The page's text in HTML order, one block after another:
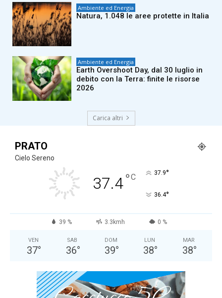
Ambiente ed Energia
Natura, 1.048 le aree protette in Italia
Ambiente ed Energia
Earth Overshoot Day, dal 30 luglio in
debito con la Terra: finite le risorse
2026
Carica altri
PRATO
Cielo Sereno
37.4°C 37.9°
36.4°
39 % 3.3kmh 0 %
VEN
37°
SAB
36°
DOM
39°
LUN
38°
MAR
38°